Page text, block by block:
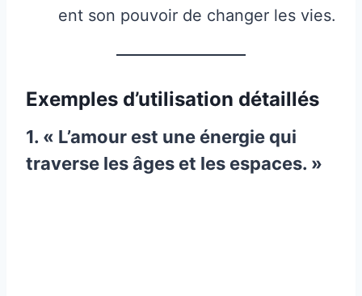
ent son pouvoir de changer les vies.
Exemples d’utilisation détaillés
1. « L’amour est une énergie qui
traverse les âges et les espaces. »